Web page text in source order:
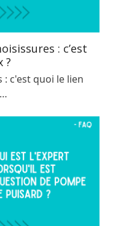
: c’est
?
c'est quoi le lien